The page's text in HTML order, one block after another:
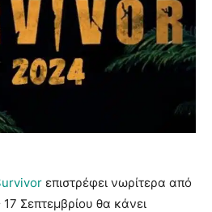
επιστρέφει νωρίτερα από
17 Σεπτεμβρίου θα κάνει